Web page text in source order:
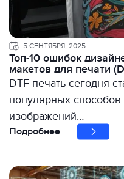
5 СЕНТЯБРЯ, 2025
Топ-10 ошибок
макетов для печати
DTF-печать сегодня
популярных способов
изображений…
Подробнее